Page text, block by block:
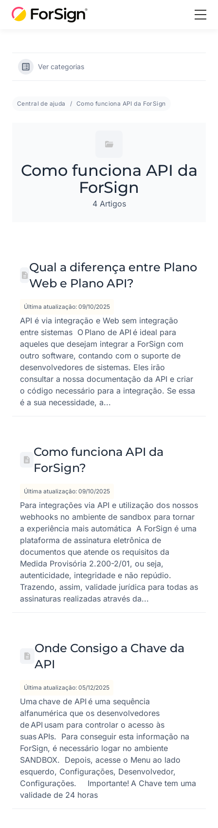
Ver categorias
Central de ajuda Como funciona API da ForSign
Como funciona API da
ForSign
4 Artigos
Qual a diferença entre Plano
Web e Plano API?
Última atualização: 09/10/2025
API é via integração e Web sem integração
entre sistemas O Plano de API é ideal para
aqueles que desejam integrar a ForSign com
outro software, contando com o suporte de
desenvolvedores de sistemas. Eles irão
consultar a nossa documentação da API e criar
o código necessário para a integração. Se essa
é a sua necessidade, a...
Como funciona API da
ForSign?
Última atualização: 09/10/2025
Para integrações via API e utilização dos nossos
webhooks no ambiente de sandbox para tornar
a experiência mais automática A ForSign é uma
plataforma de assinatura eletrônica de
documentos que atende os requisitos da
Medida Provisória 2.200-2/01, ou seja,
autenticidade, integridade e não repúdio.
Trazendo, assim, validade jurídica para todas as
assinaturas realizadas através da...
Onde Consigo a Chave da
API
Última atualização: 05/12/2025
Uma chave de API é uma sequência
alfanumérica que os desenvolvedores
de API usam para controlar o acesso às
suas APIs. Para conseguir esta informação na
ForSign, é necessário logar no ambiente
SANDBOX. Depois, acesse o Menu ao lado
esquerdo, Configurações, Desenvolvedor,
Configurações. Importante! A Chave tem uma
validade de 24 horas